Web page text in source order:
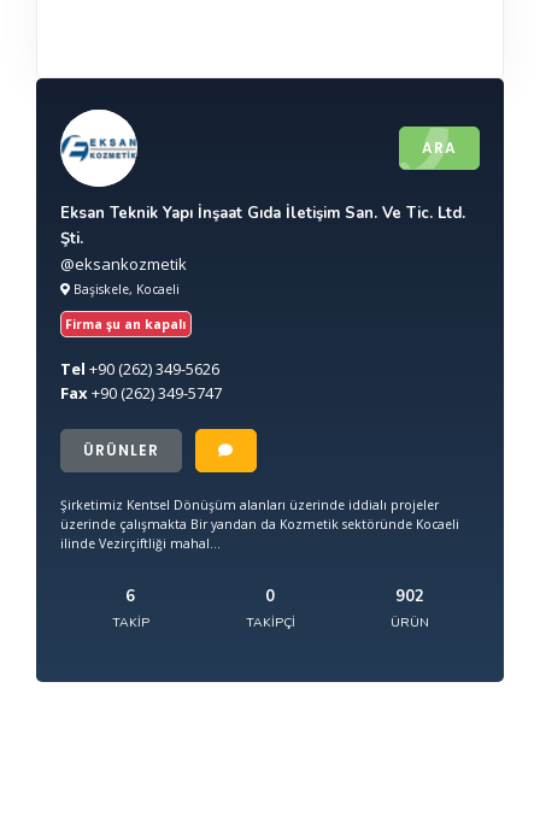
ARA
Eksan Teknik Yapı İnşaat Gıda İletişim San. Ve Tic. Ltd.
Şti.
@eksankozmetik
Başiskele, Kocaeli
Firma şu an kapalı
Tel +90(262) 349-5626
Fax+90(262) 349-5747
ÜRÜNLER
Şirketimiz Kentsel Dönüşüm alanları üzerinde iddialı projeler
üzerinde çalışmakta Bir yandan da Kozmetik sektöründe Kocaeli
ilinde Vezirçiftliği mahal...
6
TAKIP
0
TAKIPÇI
902
ÜRÜN